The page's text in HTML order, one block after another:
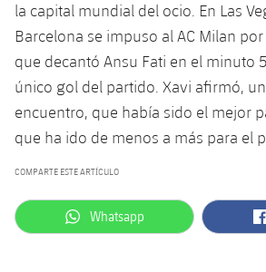
la capital mundial del ocio. En Las
Barcelona se impuso al AC Milan
que decantó Ansu Fati en el minuto
único gol del partido. Xavi afirmó,
encuentro, que había sido el mejor
que ha ido de menos a más para el
COMPARTE ESTE ARTÍCULO
label.aria.whatsapp
Whatsapp